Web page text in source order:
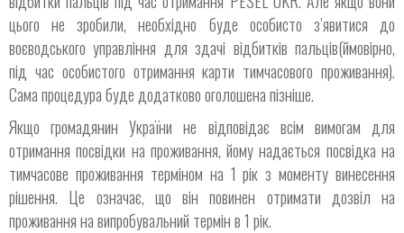
цього не зробили, необхідно буде особисто з’явитися до
воєводського управління для здачі відбитків пальців(ймовірно,
під час особистого отримання карти тимчасового проживання).
Сама процедура буде додатково оголошена пізніше.
Якщо громадянин України не відповідає всім вимогам для
отримання посвідки на проживання, йому надається посвідка на
тимчасове проживання терміном на 1 рік з моменту винесення
рішення. Це означає, що він повинен отримати дозвіл на
проживання на випробувальний термін в 1 рік.